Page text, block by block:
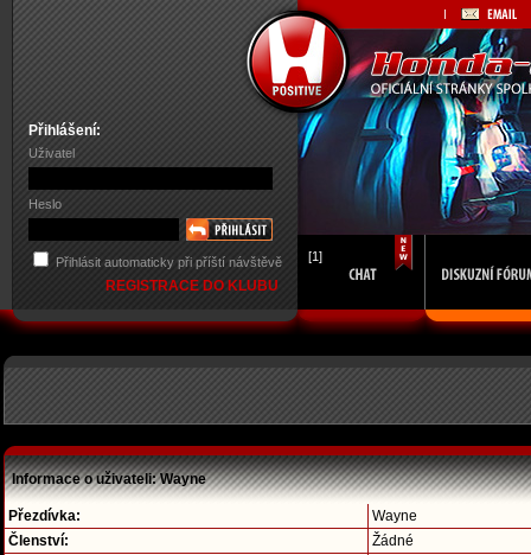
Přihlášení:
Uživatel
Heslo
Přihlásit automaticky při příští návštěvě
REGISTRACE DO KLUBU
[1]
Informace o uživateli: Wayne
Přezdívka:
Wayne
Členství:
Žádné